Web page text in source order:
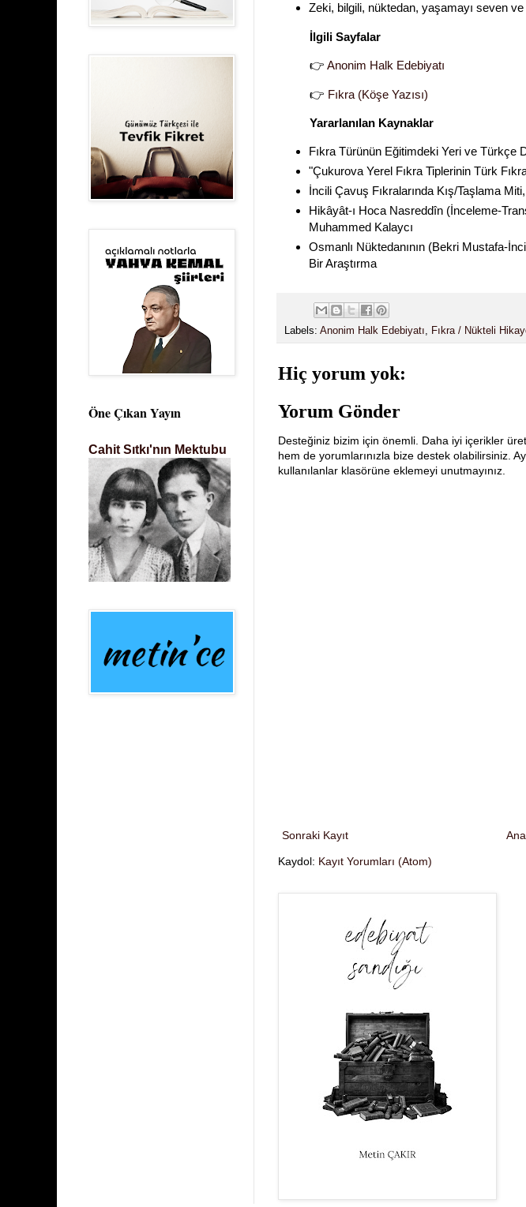
Zeki, bilgili, nüktedan, yaşamayı seven
İlgili Sayfalar
👉 Anonim Halk Edebiyatı
👉 Fıkra (Köşe Yazısı)
Yararlanılan Kaynaklar
Fıkra Türünün Eğitimdeki Yeri ve Türkçe
"Çukurova Yerel Fıkra Tiplerinin Türk
İncili Çavuş Fıkralarında Kış/Taşlama
Hikâyât-ı Hoca Nasreddîn (İnceleme-
Muhammed Kalaycı
Osmanlı Nüktedanının (Bekri Mustafa-
Bir Araştırma
Labels: Anonim Halk Edebiyatı Fıkra / Nükteli
Hiç yorum yok:
Yorum Gönder
Desteğiniz bizim için önemli. Daha iyi içerikler
hem de yorumlarınızla bize destek olabilirsiniz.
kullanılanlar klasörüne eklemeyi unutmayınız.
Sonraki Kayıt
Kaydol: Kayıt Yorumları (Atom)
Öne Çıkan Yayın
Cahit Sıtkı'nın Mektubu